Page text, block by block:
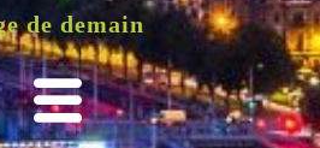
de demain